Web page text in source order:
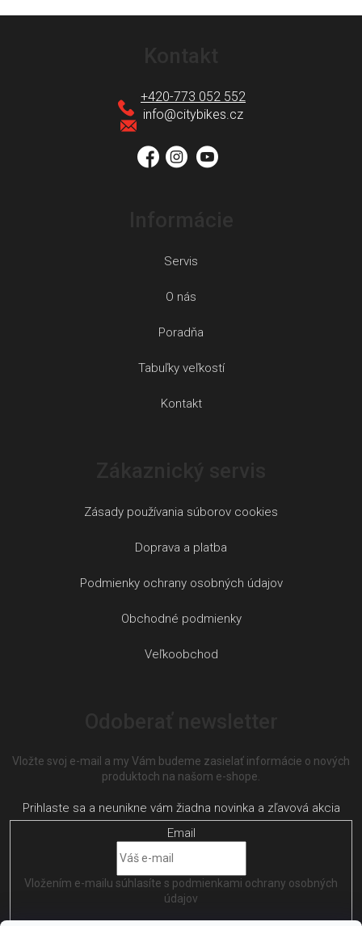
info@citybikes.cz
+420-773 052 552
Servis
O nás
Poradňa
Tabuľky veľkostí
Kontakt
Zásady používania súborov cookies
Doprava a platba
Podmienky ochrany osobných údajov
Obchodné podmienky
Veľkoobchod
Vložte svoj e-mail a my Vám budeme zasielať informácie o nových
produktoch na našom e-shope.
Email
Vložením e-mailu súhlasíte s podmienkami ochrany osobných
údajov